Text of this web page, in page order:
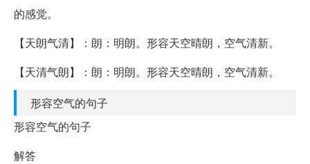
的感觉。
【天朗气清】：朗：明朗。形容天空晴朗，空气清新。
【天清气朗】：朗：明朗。形容天空晴朗，空气清新。
形容空气的句子
形容空气的句子
解答